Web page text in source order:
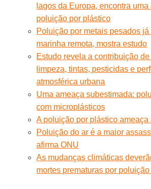
lagos da Europa, encontra
poluição por plástico
Poluição por metais pesados
marinha remota, mostra estudo
Estudo revela a contribuição
limpeza, tintas, pesticidas e
atmosférica urbana
Uma ameaça subestimada:
com microplásticos
A poluição por plástico ameaça
Poluição do ar é a maior
afirma ONU
As mudanças climáticas
mortes prematuras por